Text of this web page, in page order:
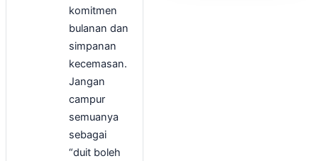
komitmen
bulanan dan
simpanan
kecemasan.
Jangan
campur
semuanya
sebagai
“duit boleh